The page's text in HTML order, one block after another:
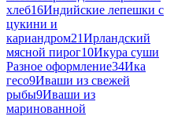
хлеб16Индийские лепешки с
цукини и
кариандром21Ирландский
мясной пирог10Икура суши
Разное оформление34Ика
гесо9Иваши из свежей
рыбы9Иваши из
маринованной